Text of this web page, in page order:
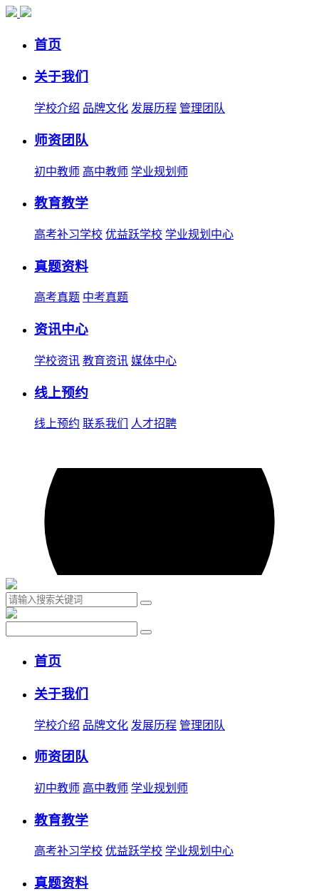
首页
关于我们
学校介绍 品牌文化 发展历程 管理团队
师资团队
初中教师 高中教师 学业规划师
教育教学
高考补习学校 优益跃学校 学业规划中心
真题资料
高考真题 中考真题
资讯中心
学校资讯 教育资讯 媒体中心
线上预约
线上预约 联系我们 人才招聘
首页
关于我们
学校介绍 品牌文化 发展历程 管理团队
师资团队
初中教师 高中教师 学业规划师
教育教学
高考补习学校 优益跃学校 学业规划中心
真题资料